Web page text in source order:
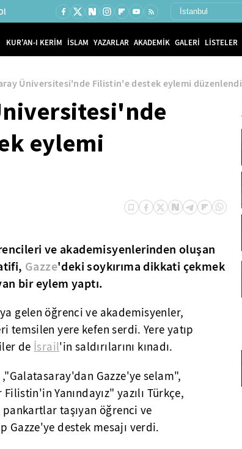
KUR'AN-I KERİM İSLAM YAZARLAR AKADEMİK GALERİ LİSTELER
Üniversitesi'nde Filistin'e destek eylemi düzenlendi
eylemi
ve akademisyenlerinden oluşan
Gazze'deki soykırıma dikkati çekmek
bir eylem yaptı.
gelen öğrenci ve akademisyenler,
temsilen yere kefen serdi. Yere yatıp
de İsrail'in saldırılarını kınadı.
Gazze'ye selam",
Yanındayız" yazılı Türkçe,
pankartlar taşıyan öğrenci ve
Gazze'ye destek mesajı verdi.